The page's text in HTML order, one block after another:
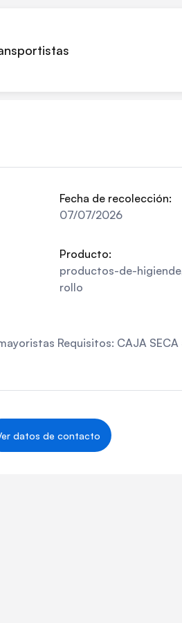
Fecha de recolección:
07/07/2026
Producto:
productos-de-
rollo
Requisitos: CAJA SECA
datos de contacto